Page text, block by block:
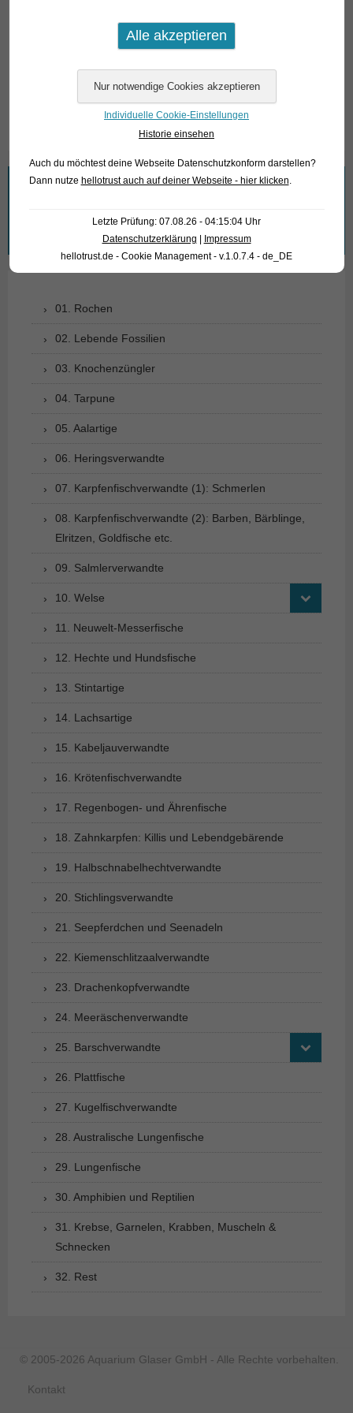
Lexikon: Clibanarius: lateinische Bezeichnung für einen
schwer gepanzerten Reiterkrieger. africanus: bedeutet „aus
Afrika stammend“.
Text & Photos: Frank Schäfer
Wonach suchen Sie?
01. Rochen
02. Lebende Fossilien
03. Knochenzüngler
04. Tarpune
05. Aalartige
06. Heringsverwandte
07. Karpfenfischverwandte (1): Schmerlen
08. Karpfenfischverwandte (2): Barben, Bärblinge,
Elritzen, Goldfische etc.
09. Salmlerverwandte
10. Welse
11. Neuwelt-Messerfische
12. Hechte und Hundsfische
13. Stintartige
14. Lachsartige
15. Kabeljauverwandte
16. Krötenfischverwandte
17. Regenbogen- und Ährenfische
18. Zahnkarpfen: Killis und Lebendgebärende
19. Halbschnabelhechtverwandte
20. Stichlingsverwandte
21. Seepferdchen und Seenadeln
22. Kiemenschlitzaalverwandte
23. Drachenkopfverwandte
24. Meeräschenverwandte
25. Barschverwandte
26. Plattfische
27. Kugelfischverwandte
28. Australische Lungenfische
29. Lungenfische
30. Amphibien und Reptilien
31. Krebse, Garnelen, Krabben, Muscheln &
Schnecken
32. Rest
© 2005-2026 Aquarium Glaser GmbH - Alle Rechte vorbehalten.
Kontakt
Individuelle Cookie-Einstellungen
Historie einsehen
Auch du möchtest deine Webseite Datenschutzkonform darstellen?
Dann nutze hellotrust auch auf deiner Webseite - hier klicken.
Letzte Prüfung: 07.08.26 - 04:15:04 Uhr
Datenschutzerklärung
Impressum
hellotrust.de - Cookie Management - v.1.0.7.4 - de_DE